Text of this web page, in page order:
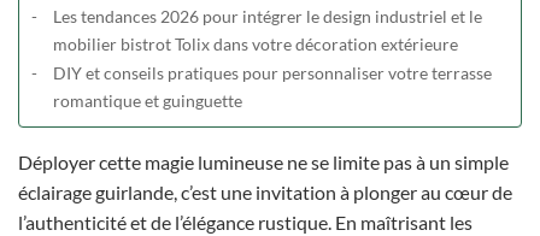
Les tendances 2026 pour intégrer le design industriel et le
mobilier bistrot Tolix dans votre décoration extérieure
DIY et conseils pratiques pour personnaliser votre terrasse
romantique et guinguette
Déployer cette magie lumineuse ne se limite pas à un simple
éclairage guirlande, c’est une invitation à plonger au cœur de
l’authenticité et de l’élégance rustique. En maîtrisant les